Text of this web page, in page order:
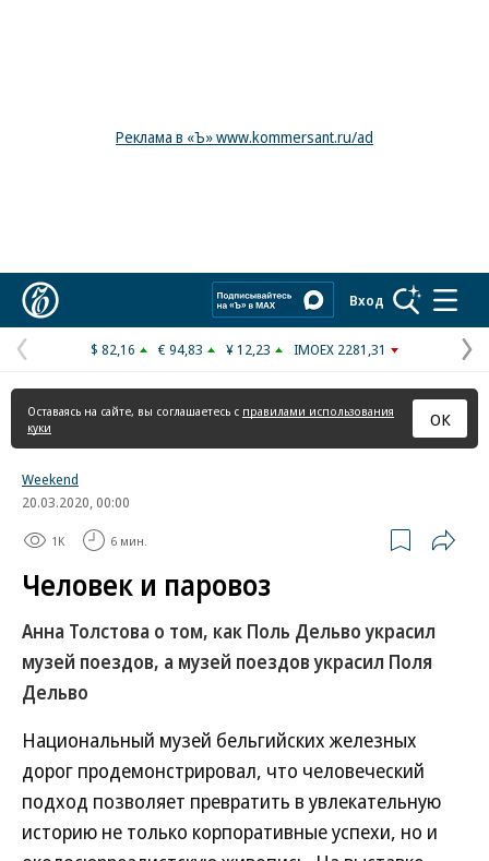
Реклама в «Ъ» www.kommersant.ru/ad
Вход
Предыдущая
страница
$ 82,16 € 94,83 ¥ 12,23 IMOEX 2281,31
Оставаясь на сайте, вы соглашаетесь с правилами использования
куки
ОК
Weekend
20.03.2020, 00:00
1K 6 мин.
Человек и паровоз
Анна Толстова о том, как Поль Дельво украсил
музей поездов, а музей поездов украсил Поля
Дельво
Национальный музей бельгийских железных
дорог продемонстрировал, что человеческий
подход позволяет превратить в увлекательную
историю не только корпоративные успехи, но и